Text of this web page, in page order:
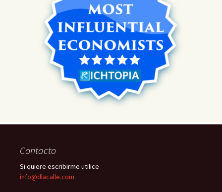
Contacto
Si quiere escribirme utilice
info@dlacalle.com